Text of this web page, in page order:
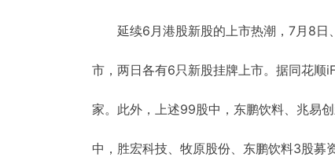
延续6月港股新股的上市热潮，7月8日
市，两日各有6只新股挂牌上市。据同花顺
家。此外，上述99股中，东鹏饮料、兆易
中，胜宏科技、牧原股份、东鹏饮料3股